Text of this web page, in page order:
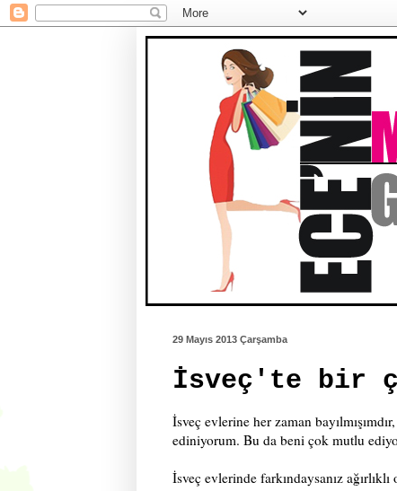
29 Mayıs 2013 Çarşamba
İsveç'te bir
İsveç evlerine her zaman
ediniyorum. Bu da beni çok mutlu
İsveç evlerinde farkındaysanız